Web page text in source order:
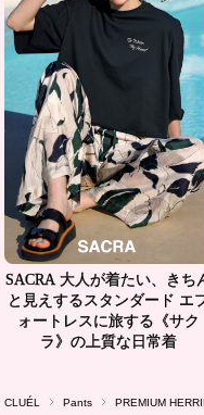
CLUÉL Pants PREMIUM